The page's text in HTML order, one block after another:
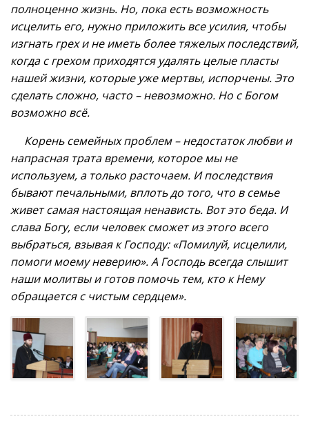
полноценно жизнь. Но, пока есть возможность
исцелить его, нужно приложить все усилия, чтобы
изгнать грех и не иметь более тяжелых последствий,
когда с грехом приходятся удалять целые пласты
нашей жизни, которые уже мертвы, испорчены. Это
сделать сложно, часто – невозможно. Но с Богом
возможно всё.
Корень семейных проблем – недостаток любви и
напрасная трата времени, которое мы не
используем, а только расточаем. И последствия
бывают печальными, вплоть до того, что в семье
живет самая настоящая ненависть. Вот это беда. И
слава Богу, если человек сможет из этого всего
выбраться, взывая к Господу: «Помилуй, исцелили,
помоги моему неверию». А Господь всегда слышит
наши молитвы и готов помочь тем, кто к Нему
обращается с чистым сердцем».